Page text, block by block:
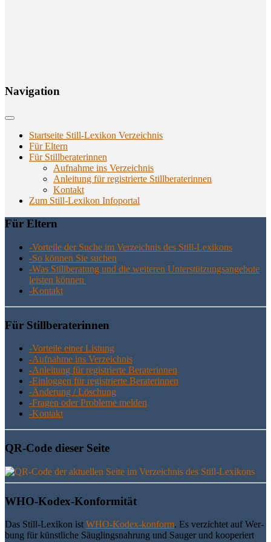
Navi­ga­ti­on
Startseite Still-Lexikon Verzeichnis
Für Eltern
Für Stillberaterinnen
Aufnahme ins Verzeichnis
Anlei­tung für regis­trier­te Stillberaterinnen
Kon­takt
Zum Still-Lexikon Infoportal
Für Eltern
-Vor­tei­le der Suche im Ver­zeich­nis des Still-Lexikons
-So kön­nen Sie suchen
-Was Still­be­ra­tung und die wei­te­ren Unter­stüt­zungs­an­ge­bo­te
leis­ten können
-Kon­takt
Für Still­be­ra­te­rin­nen
-Vor­tei­le einer Listung
-Auf­nah­me ins Verzeichnis
-Anlei­tung für regis­trier­te Beraterinnen
-Ein­log­gen für regis­trier­te Beraterinnen
-Ände­rung / Löschung
-Fra­gen oder Pro­ble­me melden
-Kon­takt
QR-Code die­ser Seite
WHO-Kodex-Kon­for­mi­tät
Das Still-Lexi­kon ist WHO-Kodex-kon­form. Es ver­zich­tet auf Wer­
bung für künst­li­che Säug­lings­nah­rung und Sau­ger und koope­riert